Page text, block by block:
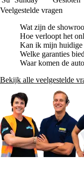
Veelgestelde vragen
Wat zijn de
Hoe verloopt het
Kan ik mijn huidige
Welke garanties
Waar komen de
Bekijk alle veelgestelde